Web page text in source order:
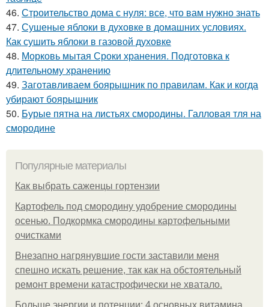
46. Строительство дома с нуля: все, что вам нужно знать
47. Сушеные яблоки в духовке в домашних условиях.
Как сушить яблоки в газовой духовке
48. Морковь мытая Сроки хранения. Подготовка к
длительному хранению
49. Заготавливаем боярышник по правилам. Как и когда
убирают боярышник
50. Бурые пятна на листьях смородины. Галловая тля на
смородине
Популярные материалы
Как выбрать саженцы гортензии
Картофель под смородину удобрение смородины
осенью. Подкормка смородины картофельными
очистками
Внезапно нагрянувшие гости заставили меня
спешно искать решение, так как на обстоятельный
ремонт времени катастрофически не хватало.